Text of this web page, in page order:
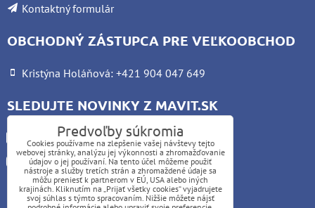
Kontaktný formulár
OBCHODNÝ ZÁSTUPCA PRE VEĽKOOBCHOD
Kristýna Holáňová: +421 904 047 649
SLEDUJTE NOVINKY Z MAVIT.SK
Facebook
Instagram
UPOZORNENIE:
Predvoľby súkromia
Cookies používame na zlepšenie vašej návštevy tejto
webovej stránky, analýzu jej výkonnosti a zhromažďovanie
údajov o jej používaní. Na tento účel môžeme použiť
nástroje a služby tretích strán a zhromaždené údaje sa
môžu preniesť k partnerom v EÚ, USA alebo iných
krajinách. Kliknutím na „Prijať všetky cookies“ vyjadrujete
svoj súhlas s týmto spracovaním. Nižšie môžete nájsť